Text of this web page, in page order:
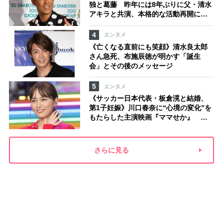
独と葛藤 昨年には8年ぶりに父・清水
アキラと共演、本格的な活動再開に向
「不安定なところ」
4 エンタメ
《亡くなる直前にも笑顔》清水良太郎
さん急死、布施辰徳が明かす「誕生
会」とその後のメッセージ
5 エンタメ
《サッカー日本代表・板倉滉と結婚、
第1子妊娠》川口春奈に“心境の変化”を
もたらした主演映画『ママせか』 身
た壮絶な撮影現場
さらに見る